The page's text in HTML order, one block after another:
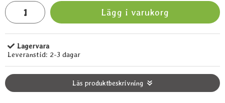
antal
Lägg i varukorg
Tillgänglighet:
Lagervara
Leveranstid: 2-3 dagar
Läs produktbeskrivning